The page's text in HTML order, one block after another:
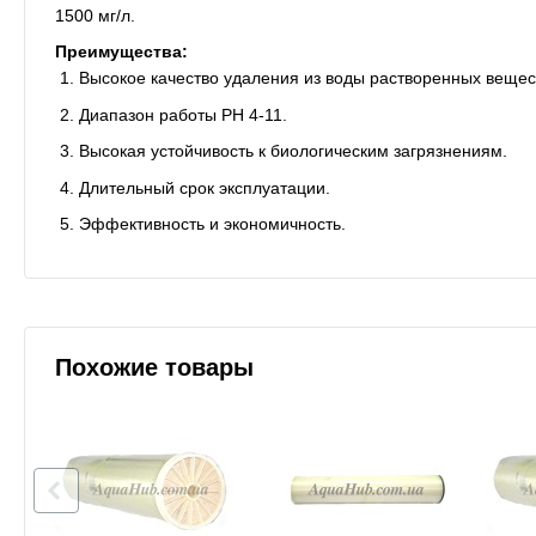
1500 мг/л.
Преимущества:
Высокое качество удаления из воды растворенных
Диапазон работы PH 4-11.
Высокая устойчивость к биологическим загрязнениям.
Длительный срок эксплуатации.
Эффективность и экономичность.
Похожие товары